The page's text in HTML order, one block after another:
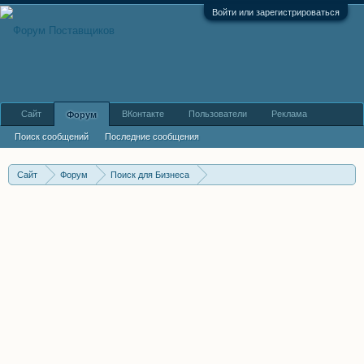
Войти или зарегистрироваться
Сайт Форум
Поиск для Бизнеса
Сайт Форум
Поиск сообщений Последние сообщения
ВКонтакте Пользователи Реклама